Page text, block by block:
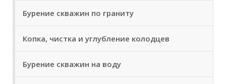
Бурение скважин по граниту
Копка, чистка и углубление колодцев
Бурение скважин на воду